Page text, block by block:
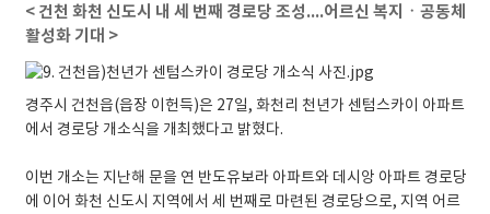
< 건천 화천 신도시 내 세 번째 경로당 조성....어르신 복지ㆍ공동체
활성화 기대 >
경주시 건천읍(읍장 이헌득)은 27일, 화천리 천년가 센텀스카이 아파트
에서 경로당 개소식을 개최했다고 밝혔다.
이번 개소는 지난해 문을 연 반도유보라 아파트와 데시앙 아파트 경로당
에 이어 화천 신도시 지역에서 세 번째로 마련된 경로당으로, 지역 어르